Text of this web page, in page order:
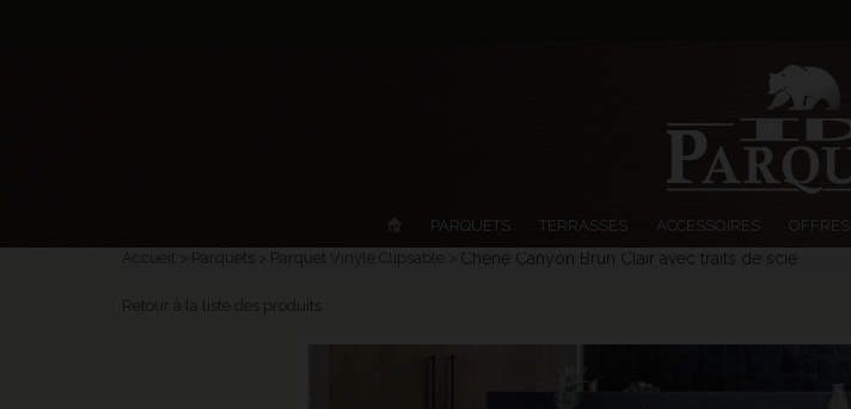
Accueil Parquets Parquet Vinyle Clipsable Chêne Canyon Brun Clair avec traits de scie
Retour à la liste des produits
PARQUETS TERRASSES ACCESSOIRES OFFRES